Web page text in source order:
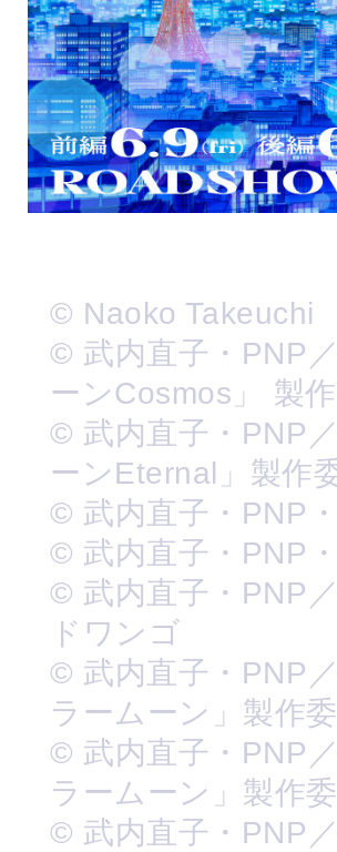
© Naoko Takeuchi
© 武内直子・PNP
ーンCosmos」 製
© 武内直子・PNP
ーンEternal」製作
© 武内直子・PNP
© 武内直子・PNP
© 武内直子・PNP
ドワンゴ
© 武内直子・PNP
ラームーン」製作
© 武内直子・PNP
ラームーン」製作
© 武内直子・PNP